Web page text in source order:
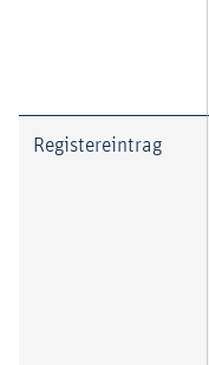
Registereintrag